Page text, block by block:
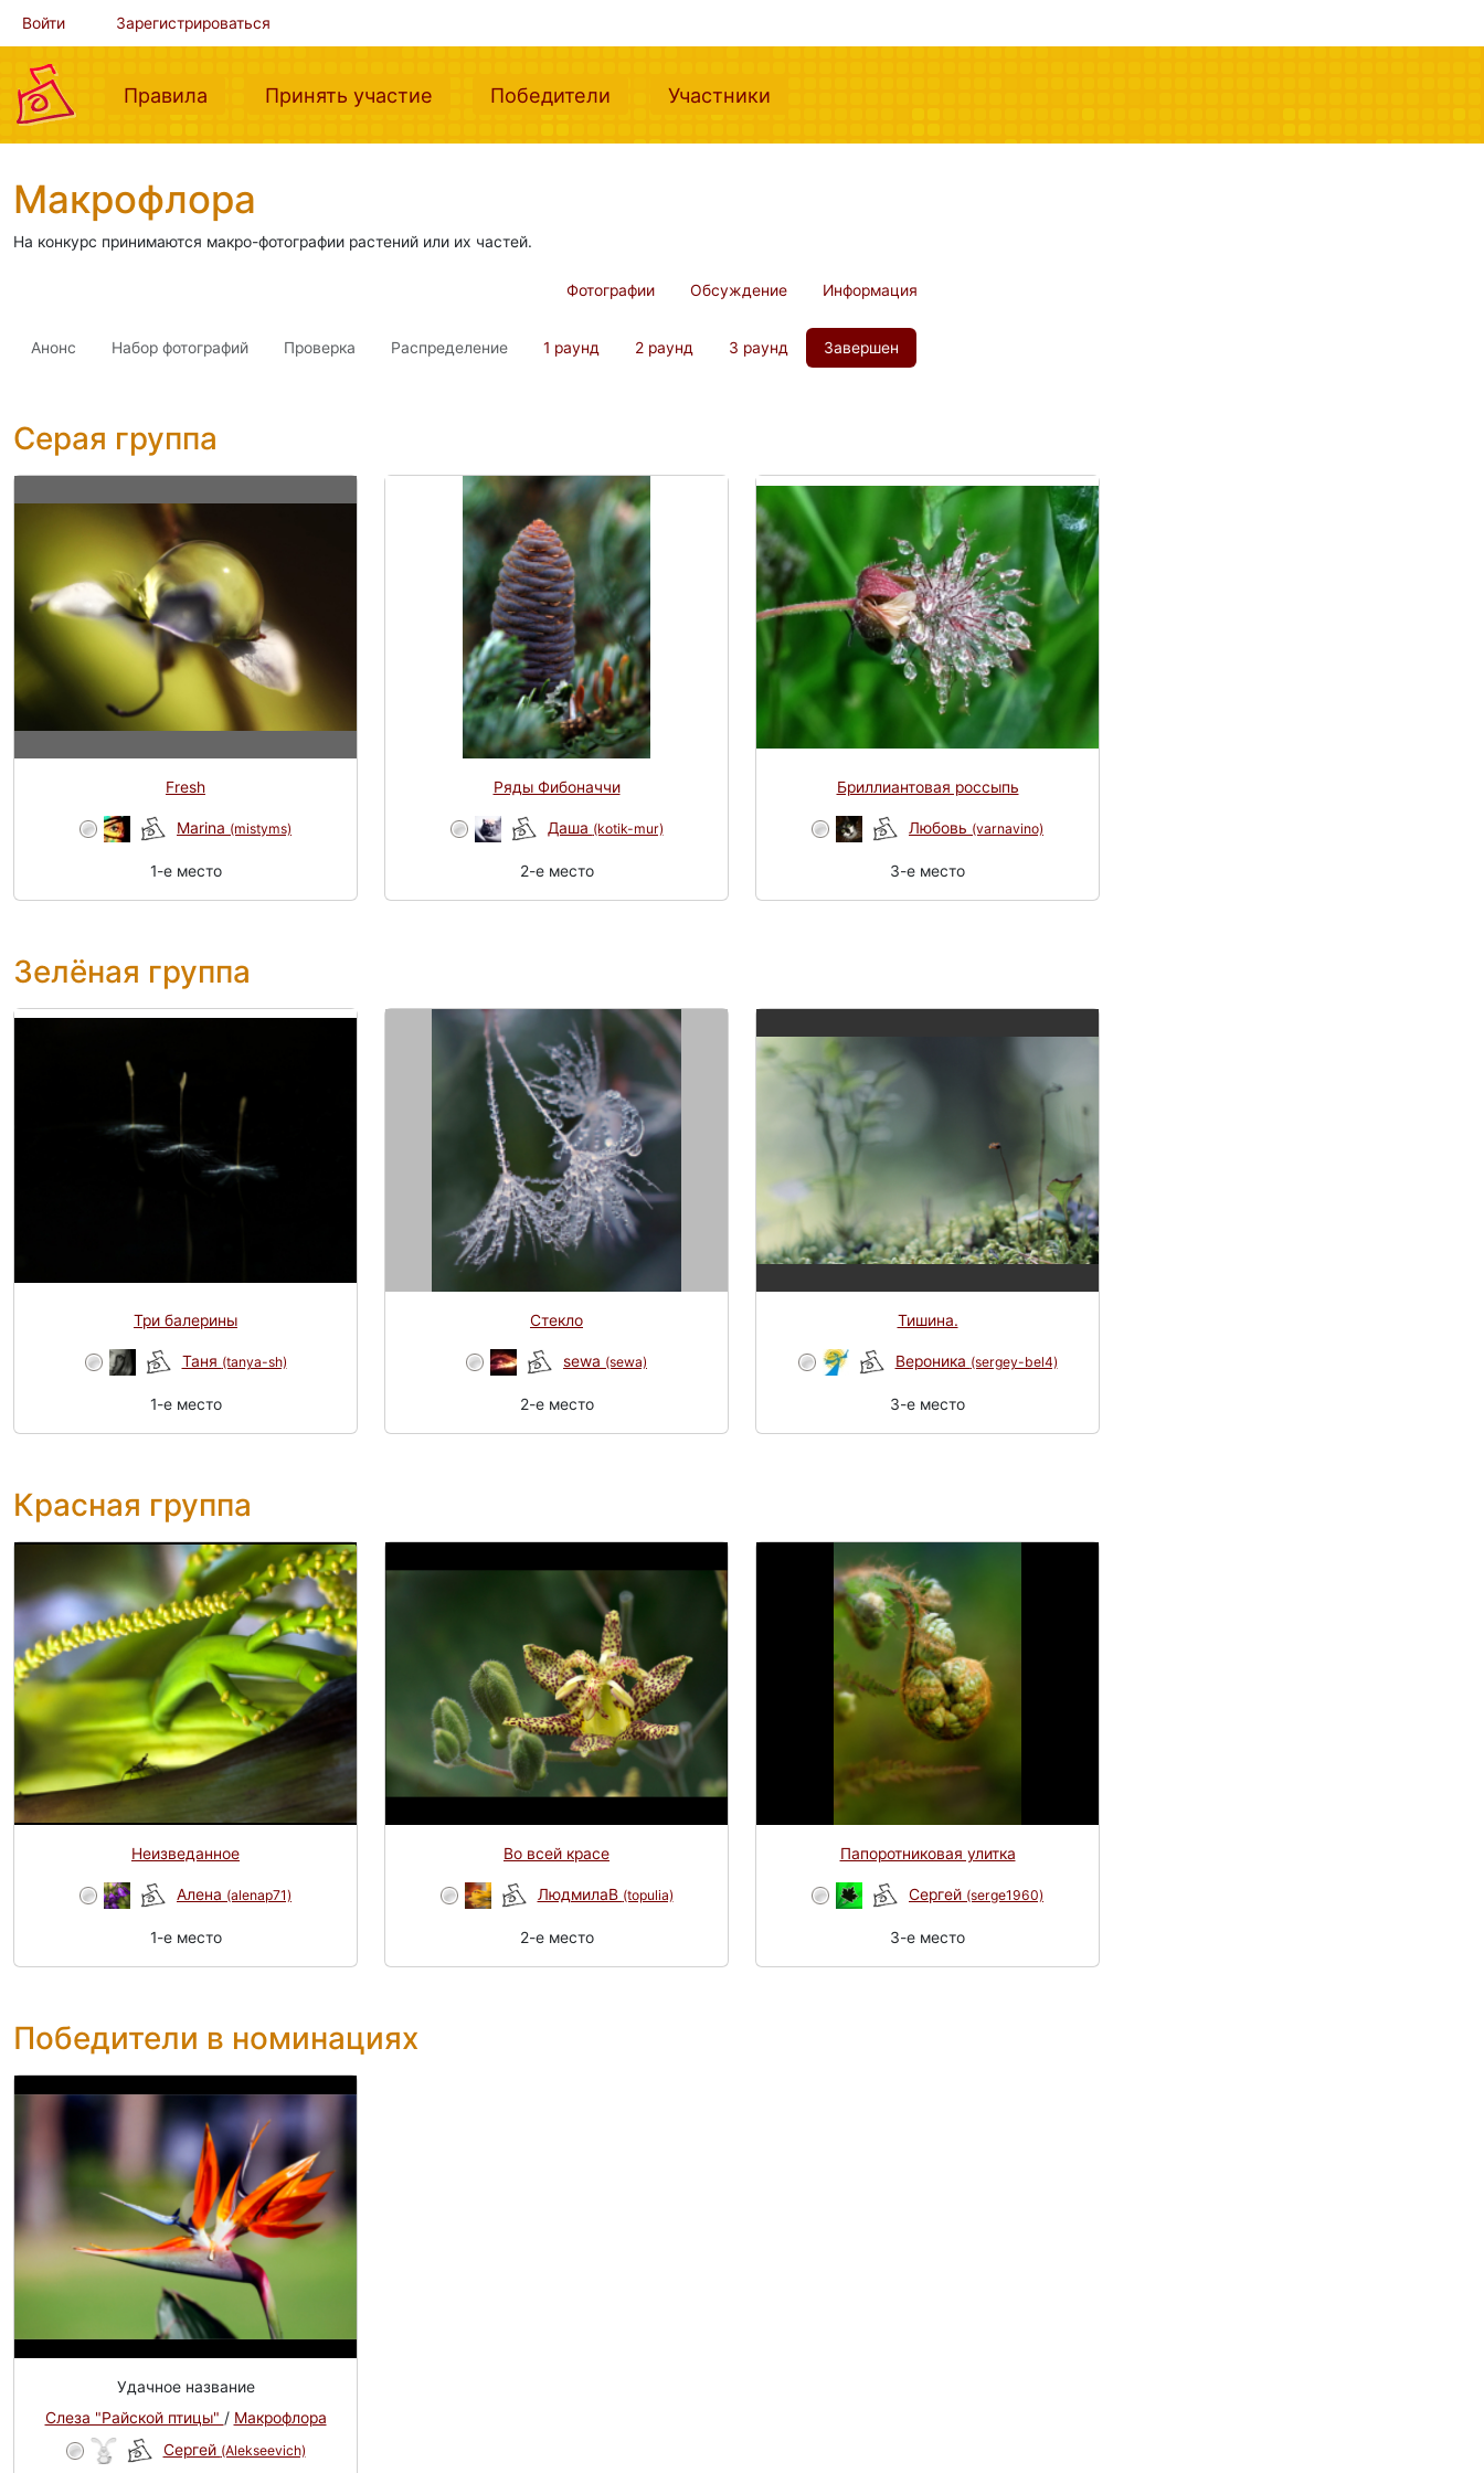
Войти Зарегистрироваться
Правила (current)Принять участие (current)Победители (current)Участники
Макрофлора
На конкурс принимаются макро-фотографии растений или их частей.
Фотографии Обсуждение Информация
Анонс Набор фотографий Проверка Распределение 1 раунд 2 раунд 3 раунд Завершен
Серая группа
Fresh
Marina (mistyms)
1-e место
Ряды Фибоначчи
Даша (kotik-mur)
2-e место
Бриллиантовая россыпь
Любовь (varnavino)
3-e место
Зелёная группа
Три балерины
Таня (tanya-sh)
1-e место
Стекло
sewa (sewa)
2-e место
Тишина.
Вероника (sergey-bel4)
3-e место
Красная группа
Неизведанное
Алена (alenap71)
1-e место
Во всей красе
ЛюдмилаВ (topulia)
2-e место
Папоротниковая улитка
Сергей (serge1960)
3-e место
Победители в номинациях
Удачное название
Слеза "Райской птицы" / Макрофлора
Сергей (Alekseevich)